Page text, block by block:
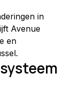
in
Avenue
en